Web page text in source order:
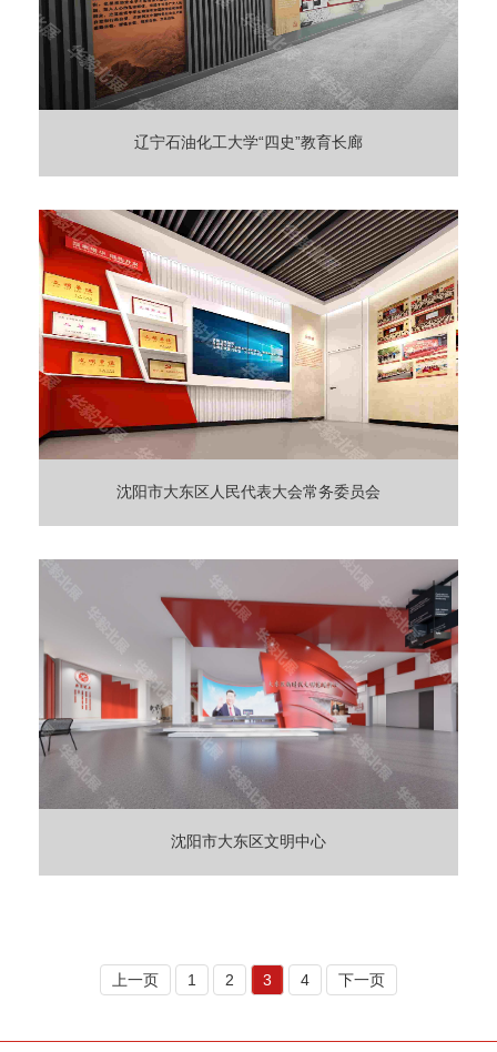
辽宁石油化工大学“四史”教育长廊
沈阳市大东区人民代表大会常务委员会
沈阳市大东区文明中心
上一页 1 2 3 4 下一页